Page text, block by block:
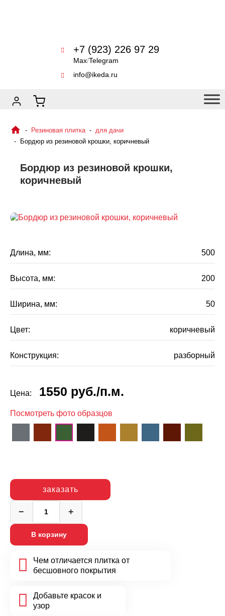
+7 (923) 226 97 29
Max/Telegram
info@ikeda.ru
Резиновая плитка
для дачи
Бордюр из резиновой крошки, коричневый
Бордюр из резиновой крошки,
коричневый
Длина, мм: 500
Высота, мм: 200
Ширина, мм: 50
Цвет: коричневый
Конструкция: разборный
Цена: 1550 руб./п.м.
Посмотреть фото образцов
заказать
−
Количество
товара
Бордюр
из
резиновой
крошки,
+
В корзину
Чем отличается плитка от
бесшовного покрытия
Добавьте красок и
узор